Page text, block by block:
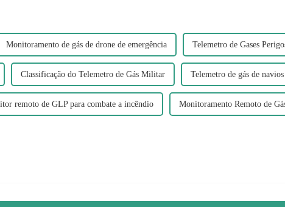
Monitoramento de gás de drone de emergência Telemetro de Gases
Classificação do Telemetro de Gás Militar Telemetro de gás de
remoto de GLP para combate a incêndio Monitoramento Remoto de